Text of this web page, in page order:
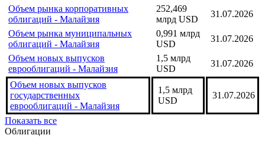
Объем рынка корпоративных
облигаций - Малайзия
252,469
млрд USD
31.07.2026
Объем рынка муниципальных
облигаций - Малайзия
0,991 млрд
USD
31.07.2026
Объем новых выпусков
еврооблигаций - Малайзия
1,5 млрд
USD
31.07.2026
Объем новых выпусков
государственных
еврооблигаций - Малайзия
1,5 млрд
USD
31.07.2026
Показать все
Облигации